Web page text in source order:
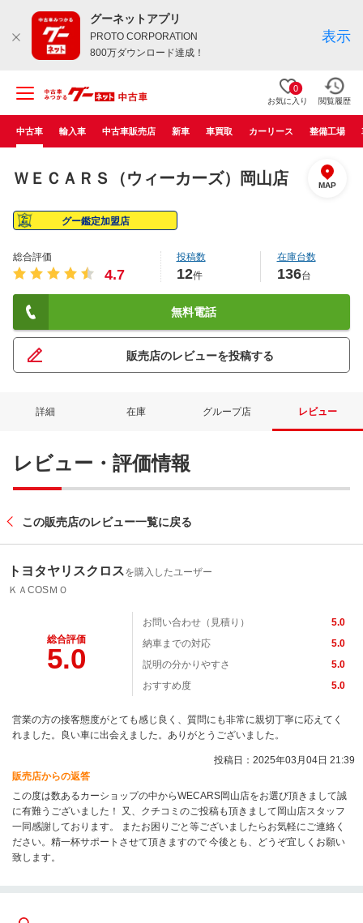
グーネットアプリ
PROTO CORPORATION
800万ダウンロード達成！
表示
0
お気に入り 閲覧履歴
中古車 輸入車 中古車販売店 新車 車買取 カーリース 整備工場
ＷＥＣＡＲＳ（ウィーカーズ）岡山店 MAP
グー鑑定加盟店
総合評価
4.7
投稿数
12件
在庫台数
136台
無料電話
販売店のレビューを投稿する
詳細 在庫 グループ店 レビュー
レビュー・評価情報
この販売店のレビュー一覧に戻る
トヨタヤリスクロスを購入したユーザー
ＫＡCOSＭＯ
総合評価
5.0
お問い合わせ（見積り）
5.0
納車までの対応
5.0
説明の分かりやすさ
5.0
おすすめ度
5.0
営業の方の接客態度がとても感じ良く、質問にも非常に親切丁寧に応えてく
れました。良い車に出会えました。ありがとうございました。
投稿日：2025年03月04日 21:39
販売店からの返答
この度は数あるカーショップの中からWECARS岡山店をお選び頂きまして誠
に有難うございました！ 又、クチコミのご投稿も頂きまして岡山店スタッフ
一同感謝しております。 またお困りごと等ございましたらお気軽にご連絡く
ださい。精一杯サポートさせて頂きますので 今後とも、どうぞ宜しくお願い
致します。